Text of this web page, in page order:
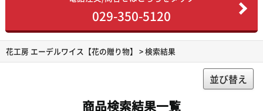
029-350-5120
花工房 エーデルワイス【花の贈り物】 > 検索結果
並び替え
商品検索結果一覧